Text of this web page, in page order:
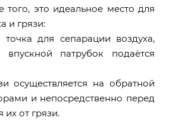
того, это идеальное место для
и грязи:
для сепарации воздуха,
впускной патрубок подаётся
осуществляется на обратной
и непосредственно перед
от грязи.